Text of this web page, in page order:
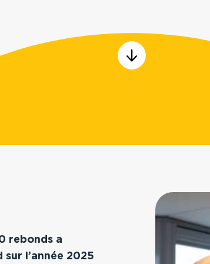
rebonds a
l’année 2025